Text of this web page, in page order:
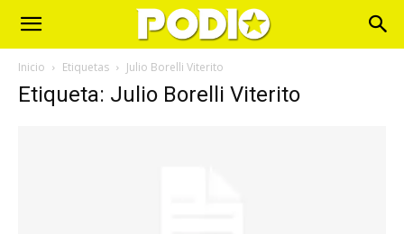
Inicio Etiquetas Julio Borelli Viterito
Etiqueta: Julio Borelli Viterito